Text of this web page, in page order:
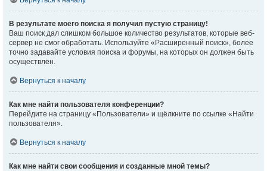
В результате моего поиска я получил пустую страницу!
Ваш поиск дал слишком большое количество результатов, которые веб-
сервер не смог обработать. Используйте «Расширенный поиск», более
точно задавайте условия поиска и форумы, на которых он должен быть
осуществлён.
Вернуться к началу
Как мне найти пользователя конференции?
Перейдите на страницу «Пользователи» и щёлкните по ссылке «Найти
пользователя».
Вернуться к началу
Как мне найти свои сообщения и созданные мной темы?